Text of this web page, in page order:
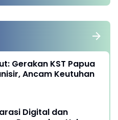
Gerakan KST Papua
Ancam Keutuhan
Digital dan